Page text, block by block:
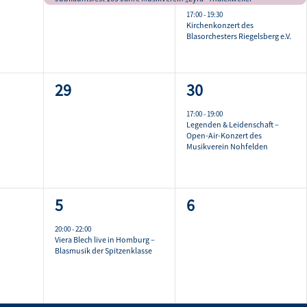
17:00-19:30
Kirchenkonzert des
Blasorchesters Riegelsberg e.V.
0
29
1
Veranstaltung,
30
17:00-19:00
Legenden & Leidenschaft –
Open-Air-Konzert des
Musikverein Nohfelden
1
Veranstaltung,
5
20:00-22:00
Viera Blech live in Homburg –
Blasmusik der Spitzenklasse
0
6